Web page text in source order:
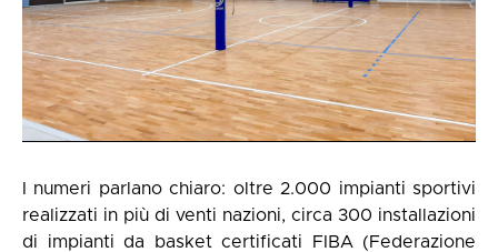
I numeri parlano chiaro: oltre 2.000 impianti sportivi
realizzati in più di venti nazioni, circa 300 installazioni
di impianti da basket certificati FIBA (Federazione